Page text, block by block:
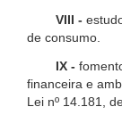
VIII -
de consumo.
IX -
financeira e
Lei nº 14.181,